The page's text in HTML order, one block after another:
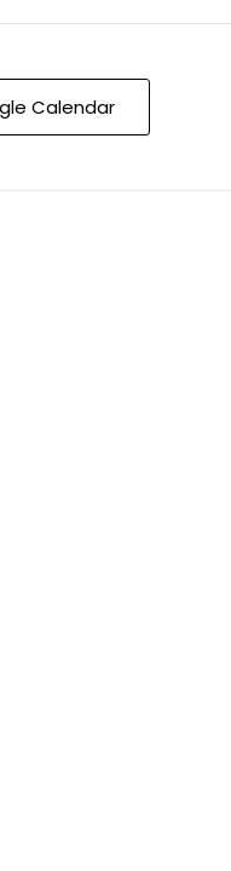
Calendar